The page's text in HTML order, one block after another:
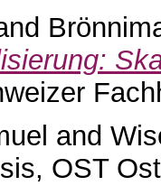
and
OST